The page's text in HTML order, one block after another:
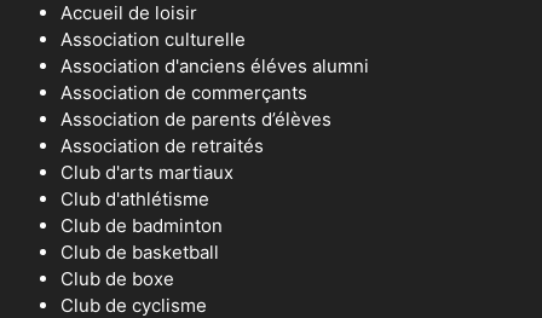
Accueil de loisir
Association culturelle
Association d'anciens éléves alumni
Association de commerçants
Association de parents d’élèves
Association de retraités
Club d'arts martiaux
Club d'athlétisme
Club de badminton
Club de basketball
Club de boxe
Club de cyclisme